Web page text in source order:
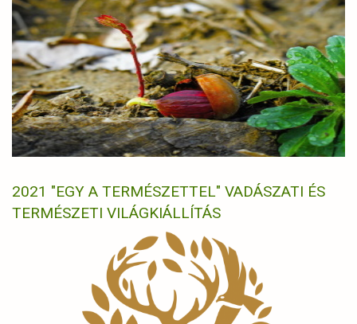
2021 "EGY A TERMÉSZETTEL" VADÁSZATI ÉS
TERMÉSZETI VILÁGKIÁLLÍTÁS